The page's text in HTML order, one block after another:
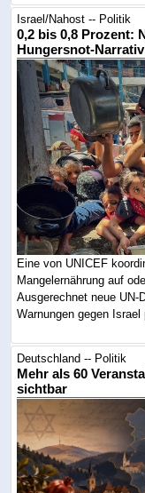
Israel/Nahost -- Politik
0,2 bis 0,8 Prozent:
Hungersnot-
Eine von UNICEF
Mangelernährung auf
Ausgerechnet neue UN-
Warnungen gegen
Deutschland -- Politik
Mehr als 60
sichtbar